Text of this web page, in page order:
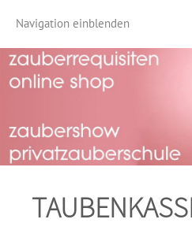
Navigation einblenden